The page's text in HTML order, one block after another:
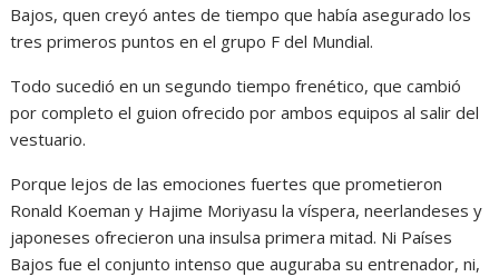
Bajos, quen creyó antes de tiempo que había asegurado los
tres primeros puntos en el grupo F del Mundial.
Todo sucedió en un segundo tiempo frenético, que cambió
por completo el guion ofrecido por ambos equipos al salir del
vestuario.
Porque lejos de las emociones fuertes que prometieron
Ronald Koeman y Hajime Moriyasu la víspera, neerlandeses y
japoneses ofrecieron una insulsa primera mitad. Ni Países
Bajos fue el conjunto intenso que auguraba su entrenador, ni,